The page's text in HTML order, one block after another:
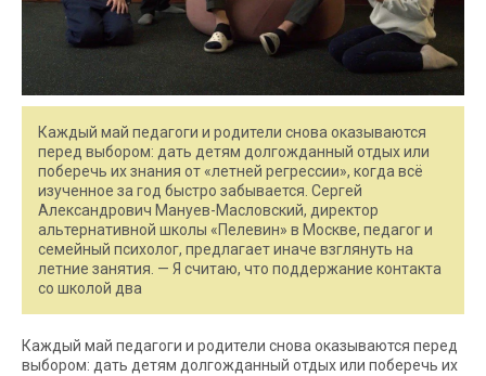
Каждый май педагоги и родители снова оказываются
перед выбором: дать детям долгожданный отдых или
поберечь их знания от «летней регрессии», когда всё
изученное за год быстро забывается. Сергей
Александрович Мануев-Масловский, директор
альтернативной школы «Пелевин» в Москве, педагог и
семейный психолог, предлагает иначе взглянуть на
летние занятия. — Я считаю, что поддержание контакта
со школой два
Каждый май педагоги и родители снова оказываются перед
выбором: дать детям долгожданный отдых или поберечь их